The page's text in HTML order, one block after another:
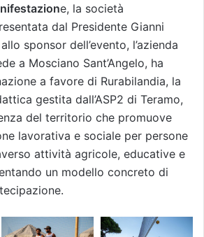
e, la società
dal Presidente Gianni
sponsor dell’evento, l’azienda
a Mosciano Sant’Angelo, ha
a favore di Rurabilandia, la
gestita dall’ASP2 di Teramo,
del territorio che promuove
lavorativa e sociale per persone
attività agricole, educative e
un modello concreto di